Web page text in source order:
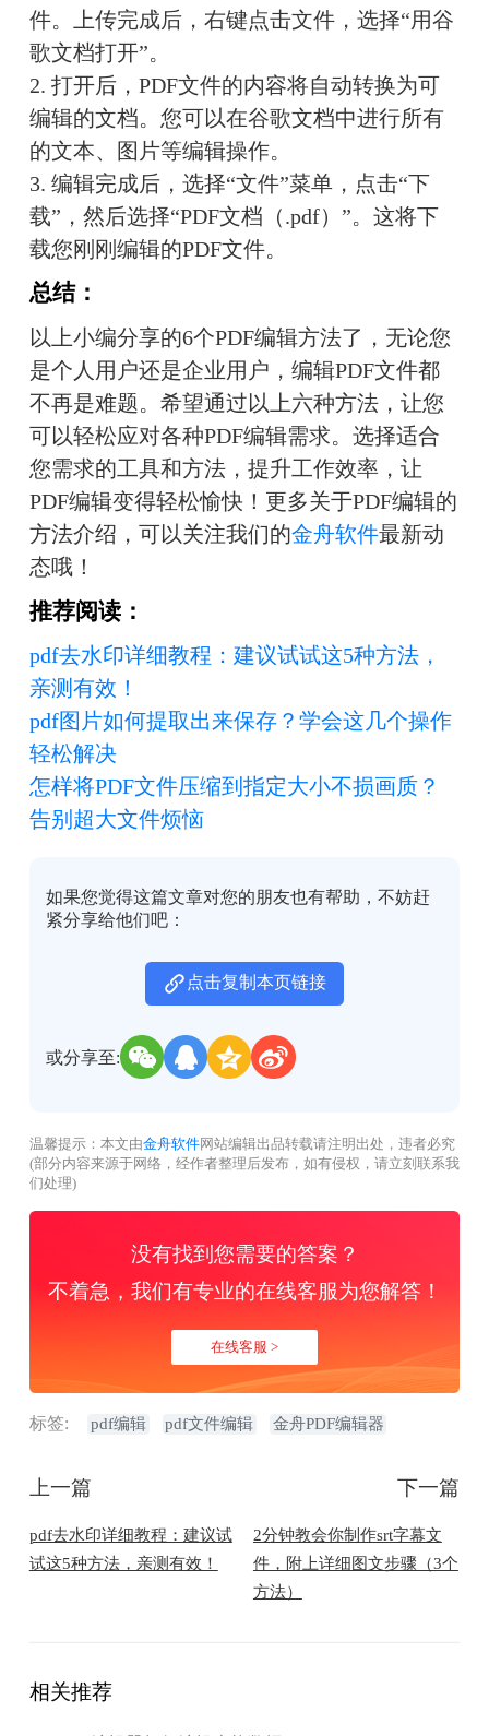
件。上传完成后，右键点击文件，选择“用谷
歌文档打开”。
2. 打开后，PDF文件的内容将自动转换为可
编辑的文档。您可以在谷歌文档中进行所有
的文本、图片等编辑操作。
3. 编辑完成后，选择“文件”菜单，点击“下
载”，然后选择“PDF文档（.pdf）”。这将下
载您刚刚编辑的PDF文件。
总结：
以上小编分享的6个PDF编辑方法了，无论您
是个人用户还是企业用户，编辑PDF文件都
不再是难题。希望通过以上六种方法，让您
可以轻松应对各种PDF编辑需求。选择适合
您需求的工具和方法，提升工作效率，让
PDF编辑变得轻松愉快！更多关于PDF编辑的
方法介绍，可以关注我们的金舟软件最新动
态哦！
推荐阅读：
pdf去水印详细教程：建议试试这5种方法，
亲测有效！
pdf图片如何提取出来保存？学会这几个操作
轻松解决
怎样将PDF文件压缩到指定大小不损画质？
告别超大文件烦恼
如果您觉得这篇文章对您的朋友也有帮助，不妨赶
紧分享给他们吧：
点击复制本页链接
或分享至:
温馨提示：本文由金舟软件网站编辑出品转载请注明出处，违者必究
(部分内容来源于网络，经作者整理后发布，如有侵权，请立刻联系我
们处理)
没有找到您需要的答案？
不着急，我们有专业的在线客服为您解答！
在线客服 >
标签: pdf编辑 pdf文件编辑 金舟PDF编辑器
上一篇
pdf去水印详细教程：建议试
试这5种方法，亲测有效！
下一篇
2分钟教会你制作srt字幕文
件，附上详细图文步骤（3个
方法）
相关推荐